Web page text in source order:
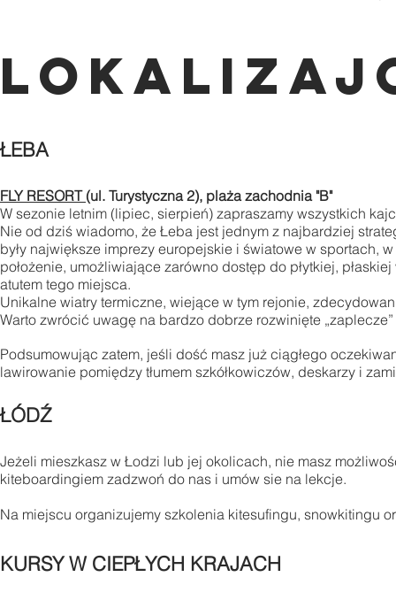
ŁEBA
FLY RESORT (ul. Turystyczna 2), plaża zachodnia "B"
W sezonie letnim (lipiec, sierpień) zapraszamy wszystkich
Nie od dziś wiadomo, że Łeba jest jednym z najbardziej
były największe imprezy europejskie i światowe w sportach,
położenie, umożliwiające zarówno dostęp do płytkiej,
atutem tego miejsca.
Unikalne wiatry termiczne, wiejące w tym rejonie,
Warto zwrócić uwagę na bardzo dobrze rozwinięte
Podsumowując zatem, jeśli dość masz już ciągłego
lawirowanie pomiędzy tłumem szkółkowiczów, deskarzy i
ŁÓDŹ
Jeżeli mieszkasz w Łodzi lub jej okolicach, nie masz
kiteboardingiem zadzwoń do nas i umów sie na lekcje.
Na miejscu organizujemy szkolenia kitesufingu, snowkitingu
KURSY W CIEPŁYCH KRAJACH